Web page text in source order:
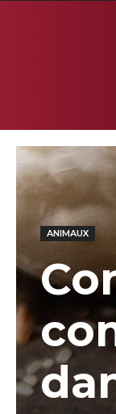
ANIMAUX